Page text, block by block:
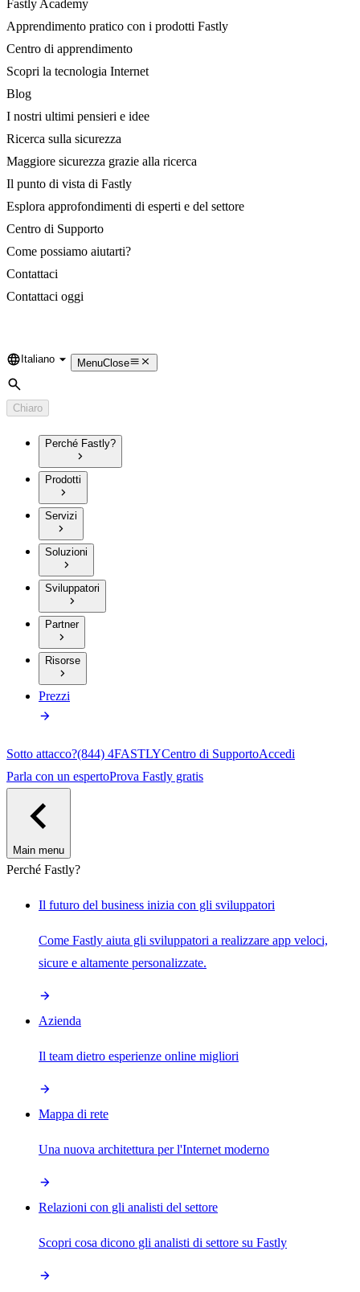
Fastly Academy
Apprendimento pratico con i prodotti Fastly
Centro di apprendimento
Scopri la tecnologia Internet
Blog
I nostri ultimi pensieri e idee
Ricerca sulla sicurezza
Maggiore sicurezza grazie alla ricerca
Il punto di vista di Fastly
Esplora approfondimenti di esperti e del settore
Centro di Supporto
Come possiamo aiutarti?
Contattaci
Contattaci oggi
Language
Italiano MenuClose
Cerca
Chiaro
Perché Fastly?
Prodotti
Servizi
Soluzioni
Sviluppatori
Partner
Risorse
Prezzi
Sotto attacco?(844) 4FASTLYCentro di SupportoAccedi
Parla con un espertoProva Fastly gratis
Main menu
Perché Fastly?
Il futuro del business inizia con gli sviluppatori
Come Fastly aiuta gli sviluppatori a realizzare app veloci,
sicure e altamente personalizzate.
Azienda
Il team dietro esperienze online migliori
Mappa di rete
Una nuova architettura per l'Internet moderno
Relazioni con gli analisti del settore
Scopri cosa dicono gli analisti di settore su Fastly